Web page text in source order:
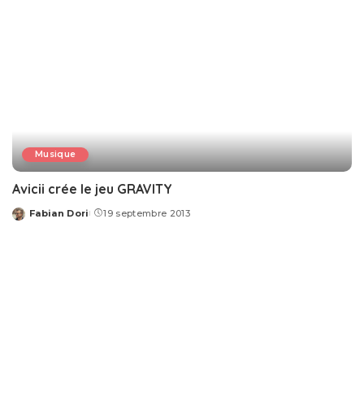
Musique
Avicii crée le jeu GRAVITY
Posted
Fabian Dori 19 septembre 2013